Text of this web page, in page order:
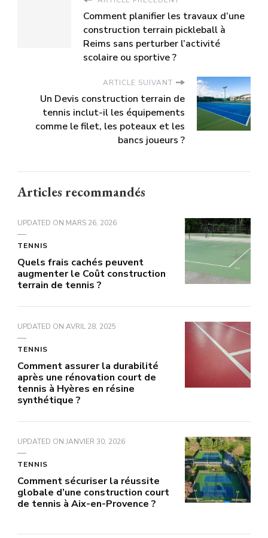
Comment planifier les travaux d’une
construction terrain pickleball à
Reims sans perturber l’activité
scolaire ou sportive ?
ARTICLE SUIVANT
Un Devis construction terrain de
tennis inclut-il les équipements
comme le filet, les poteaux et les
bancs joueurs ?
Articles recommandés
UPDATED ON MARS 26, 2026
TENNIS
Quels frais cachés peuvent
augmenter le Coût construction
terrain de tennis ?
UPDATED ON AVRIL 28, 2025
TENNIS
Comment assurer la durabilité
après une rénovation court de
tennis à Hyères en résine
synthétique ?
UPDATED ON JANVIER 30, 2026
TENNIS
Comment sécuriser la réussite
globale d’une construction court
de tennis à Aix-en-Provence ?